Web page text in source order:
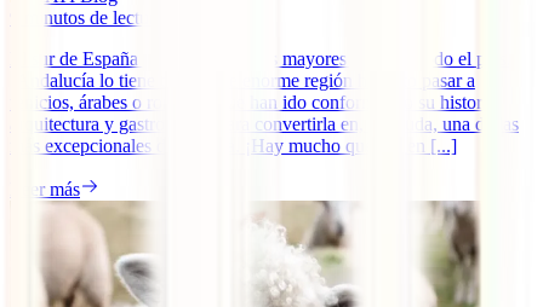
minutos de lectura
El sur de España atesora una de las mayores joyas de todo el país.
¡Andalucía lo tiene todo! Este enorme región ha visto pasar a
fenicios, árabes o romanos que han ido conformando su historia,
arquitectura y gastronomía para convertirla en, sin duda, una de las
más excepcionales de Europa. ¡Hay mucho que ver en [...]
Leer más